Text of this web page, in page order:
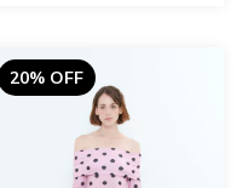
20% OFF